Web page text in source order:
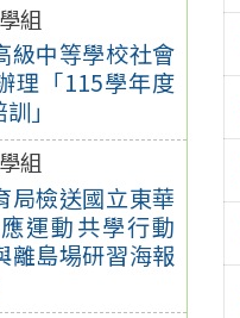
組
級中等學校社會
理「115學年度
」
組
局檢送國立東華
運動共學行動
離島場研習海報